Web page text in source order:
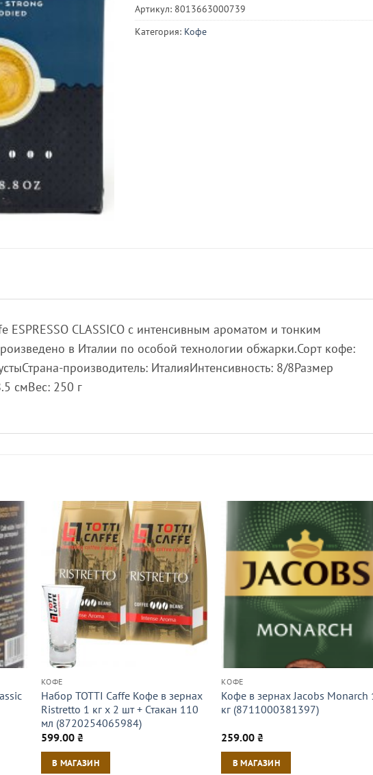
Артикул: 8013663000739
Категория: Кофе
ESPRESSO CLASSICO с интенсивным ароматом и тонким
в Италии по особой технологии обжарки.Сорт кофе:
производитель: ИталияИнтенсивность: 8/8Размер
смВес: 250 г
КОФЕ
Набор TOTTI Caffe Кофе в зернах
Ristrettо 1 кг х 2 шт + Стакан 110
мл (8720254065984)
599.00 ₴
В МАГАЗИН
КОФЕ
Кофе в зернах Jacobs Monarch
кг (8711000381397)
259.00₴
В МАГАЗИН